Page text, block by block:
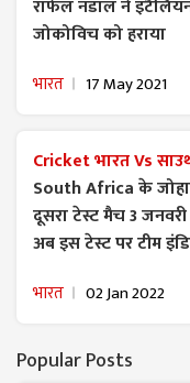
राफेल नडाल ने
जोकोविच को हराया
भारत 17 May 2021
Cricket भारत Vs
South Africa के
दूसरा टेस्ट मैच 3
अब इस टेस्ट पर टीम
भारत 02 Jan 2022
Popular Posts